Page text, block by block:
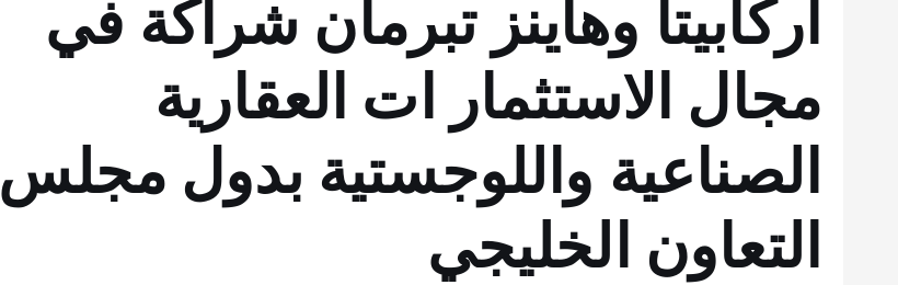
آركابيتا وهاينز تبرمان شراكة في
مجال الاستثمار ات العقارية
الصناعية واللوجستية بدول مجلس
التعاون الخليجي